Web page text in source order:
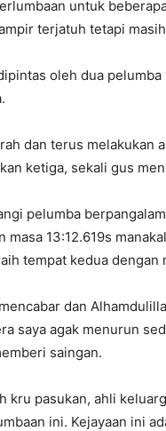
untuk
terjatuh tetapi
oleh dua
dan terus melakukan
ketiga, sekali gus
pelumba
masa 13:12.619s
tempat kedua dengan
dan
saya agak menurun
saingan.
kru pasukan, ahli
ini. Kejayaan ini